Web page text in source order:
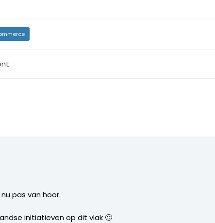
pas van hoor.
initiatieven op dit vlak 🙂